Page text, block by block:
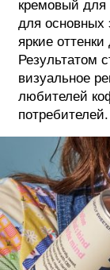
кремовый
для основных
яркие
Результатом
визуальное
любителей
потребителей.